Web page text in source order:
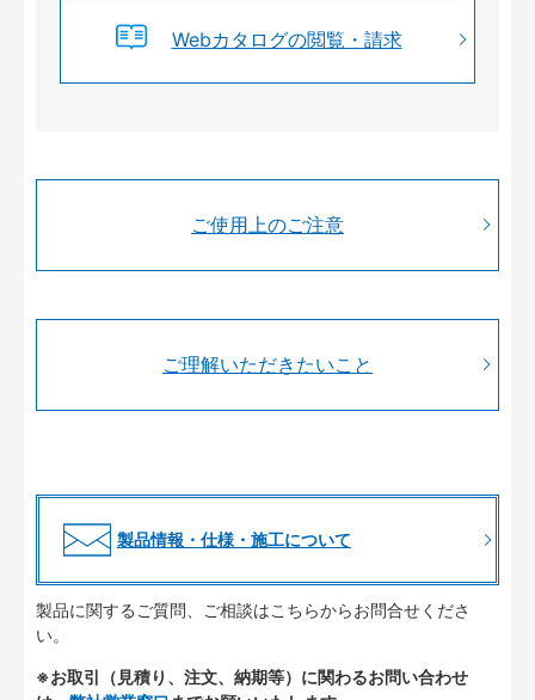
Webカタログの閲覧・請求
ご使用上のご注意
ご理解いただきたいこと
製品情報・仕様・施工について
製品に関するご質問、ご相談はこちらからお問合せくださ
い。
※お取引（見積り、注文、納期等）に関わるお問い合わせ